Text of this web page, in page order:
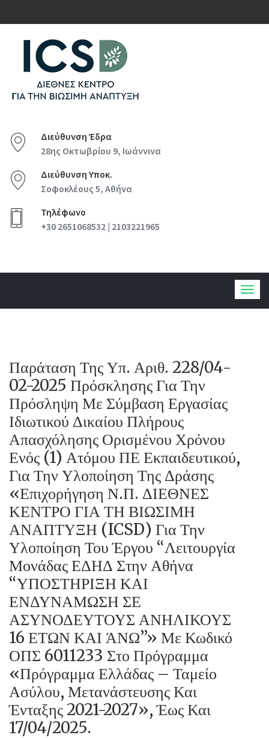
Διεύθυνση Έδρα
28ης Οκτωβρίου 9, Ιωάννινα
Διεύθυνση Υποκ.
Σοφοκλέους 5, Αθήνα
Τηλέφωνο
+30 2651068532 | 2103221965
Παράταση Της Υπ. Αριθ. 228/04-
02-2025 Πρόσκλησης Για Την
Πρόσληψη Με Σύμβαση Εργασίας
Ιδιωτικού Δικαίου Πλήρους
Απασχόλησης Ορισμένου Χρόνου
Ενός (1) Ατόμου ΠΕ Εκπαιδευτικού,
Για Την Υλοποίηση Της Δράσης
«Επιχορήγηση Ν.Π. ΔΙΕΘΝΕΣ
ΚΕΝΤΡΟ ΓΙΑ ΤΗ ΒΙΩΣΙΜΗ
ΑΝΑΠΤΥΞΗ (ICSD) Για Την
Υλοποίηση Του Έργου “Λειτουργία
Μονάδας ΕΔΗΔ Στην Αθήνα
“ΥΠΟΣΤΗΡΙΞΗ ΚΑΙ
ΕΝΔΥΝΑΜΩΣΗ ΣΕ
ΑΣΥΝΟΔΕΥΤΟΥΣ ΑΝΗΛΙΚΟΥΣ
16 ΕΤΩΝ ΚΑΙ ΆΝΩ”» Με Κωδικό
ΟΠΣ 6011233 Στο Πρόγραμμα
«Πρόγραμμα Ελλάδας – Ταμείο
Ασύλου, Μετανάστευσης Και
Ένταξης 2021-2027», Έως Και
17/04/2025.